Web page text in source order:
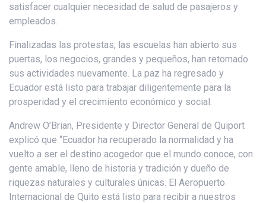
satisfacer cualquier necesidad de salud de pasajeros y
empleados.
Finalizadas las protestas, las escuelas han abierto sus
puertas, los negocios, grandes y pequeños, han retomado
sus actividades nuevamente. La paz ha regresado y
Ecuador está listo para trabajar diligentemente para la
prosperidad y el crecimiento económico y social.
Andrew O’Brian, Presidente y Director General de Quiport
explicó que “Ecuador ha recuperado la normalidad y ha
vuelto a ser el destino acogedor que el mundo conoce, con
gente amable, lleno de historia y tradición y dueño de
riquezas naturales y culturales únicas. El Aeropuerto
Internacional de Quito está listo para recibir a nuestros